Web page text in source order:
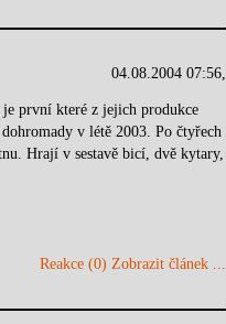
04.08.2004 07:56,
první které z jejich produkce
v létě 2003. Po čtyřech
Hrají v sestavě bicí, dvě kytary,
Reakce (0) Zobrazit článek ...